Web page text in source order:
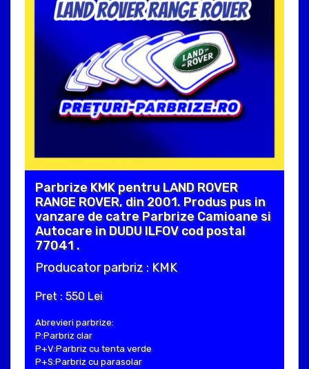
Parbrize KMK pentru LAND ROVER
RANGE ROVER, din 2001. Produs pus in
vanzare de catre Parbrize Camioane si
Autocare in DUDU ILFOV cod postal
77041 .
Producator parbriz : KMK
Pret : 550 Lei
Abrevieri parbrize:
P:Parbriz clar
P+V:Parbriz cu tenta verde
P+S:Parbriz cu parasolar